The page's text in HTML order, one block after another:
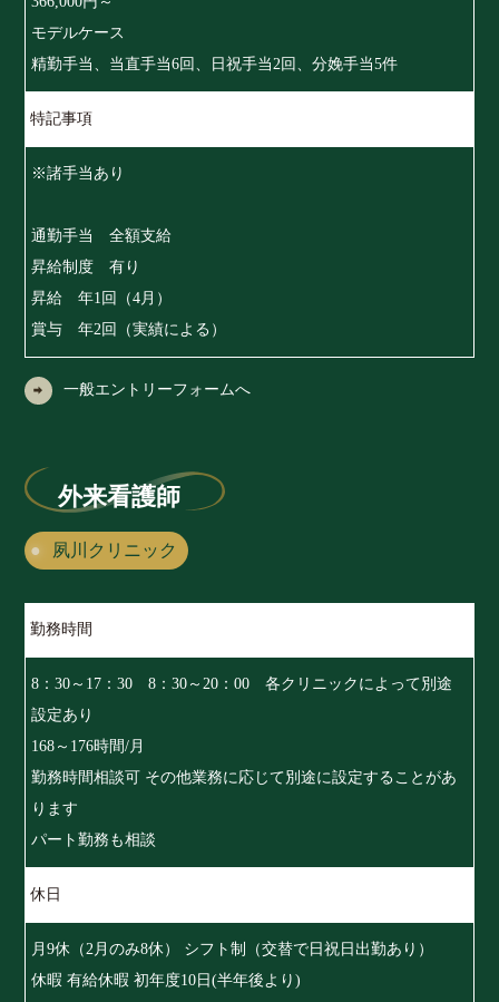
モデルケース
精勤手当、当直手当6回、日祝手当2回、分娩手当5件
特記事項
※諸手当あり
通勤手当 全額支給
昇給制度 有り
昇給 年1回（4月）
賞与 年2回（実績による）
一般エントリーフォームへ
外来看護師
夙川クリニック
勤務時間
8：30～17：30 8：30～20：00 各クリニックによって別途
設定あり
168～176時間/月
勤務時間相談可 その他業務に応じて別途に設定することがあ
ります
パート勤務も相談
休日
月9休（2月のみ8休） シフト制（交替で日祝日出勤あり）
休暇 有給休暇 初年度10日(半年後より)